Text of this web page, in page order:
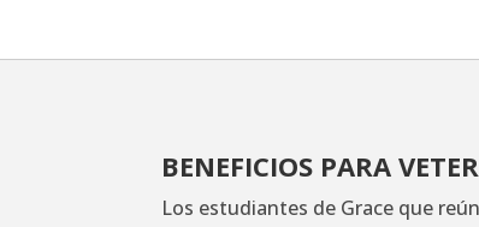
BENEFICIOS PARA
Los estudiantes de Grace que